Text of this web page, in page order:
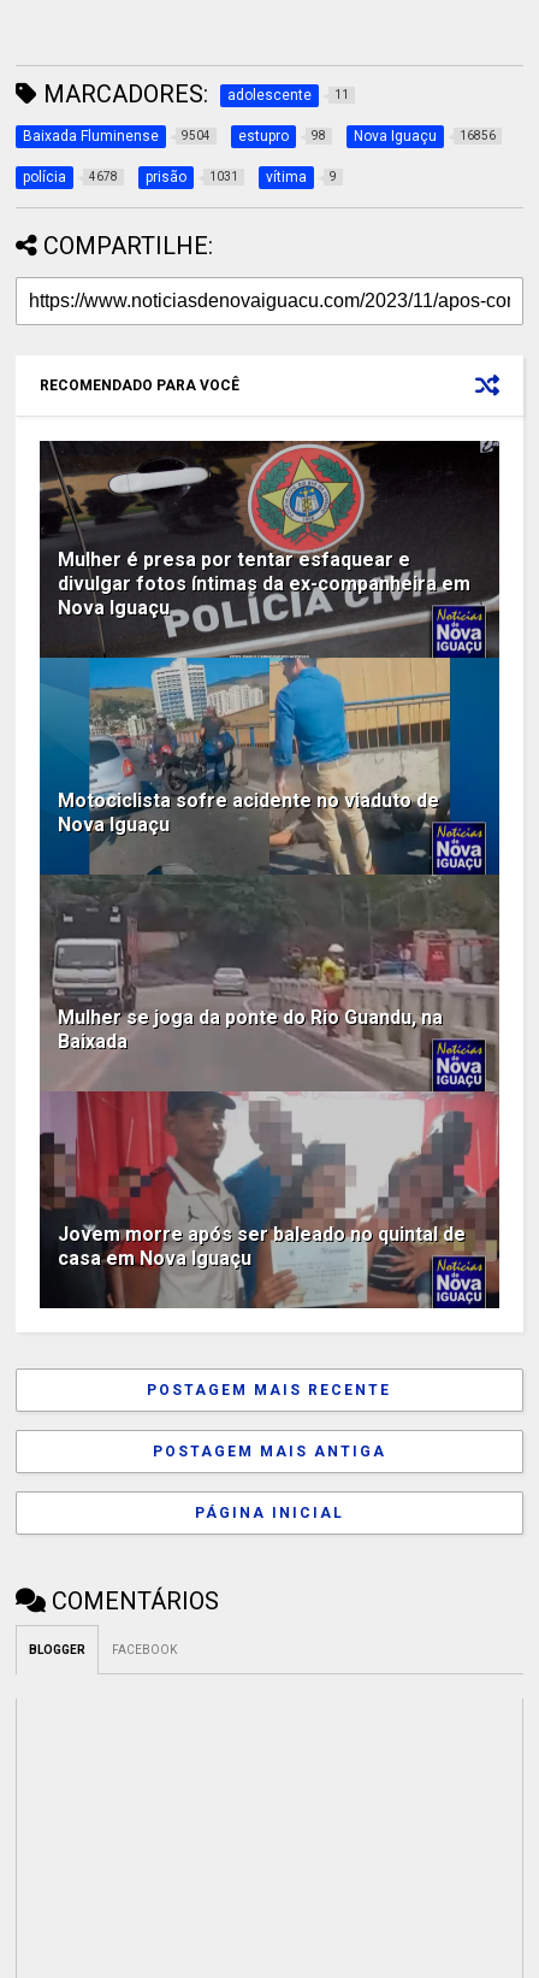
MARCADORES: adolescente 11
Baixada Fluminense 9504 estupro 98 Nova Iguaçu 16856
polícia 4678 prisão 1031 vítima 9
COMPARTILHE:
RECOMENDADO PARA VOCÊ
Mulher é presa por tentar esfaquear e
divulgar fotos íntimas da ex-companheira em
Nova Iguaçu
Motociclista sofre acidente no viaduto de
Nova Iguaçu
Mulher se joga da ponte do Rio Guandu, na
Baixada
Jovem morre após ser baleado no quintal de
casa em Nova Iguaçu
POSTAGEM MAIS RECENTE
POSTAGEM MAIS ANTIGA
PÁGINA INICIAL
COMENTÁRIOS
BLOGGER FACEBOOK